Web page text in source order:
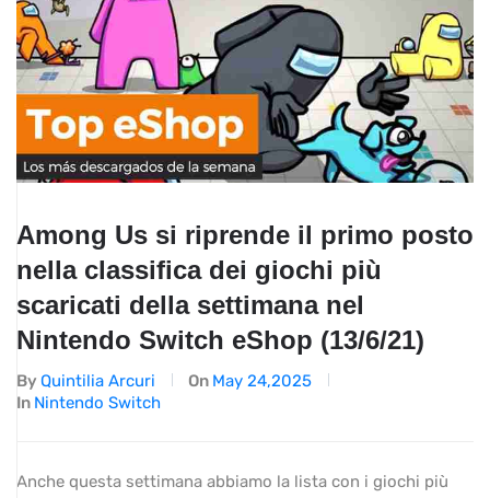
Among Us si riprende il primo posto
nella classifica dei giochi più
scaricati della settimana nel
Nintendo Switch eShop (13/6/21)
By Quintilia Arcuri On May 24,2025
In Nintendo Switch
Anche questa settimana abbiamo la lista con i giochi più